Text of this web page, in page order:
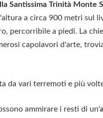
Santissima Trinità Monte
a circa 900 metri sul
percorribile a piedi. La
capolavori d'arte,
da vari terremoti e più
ammirare i resti di un'